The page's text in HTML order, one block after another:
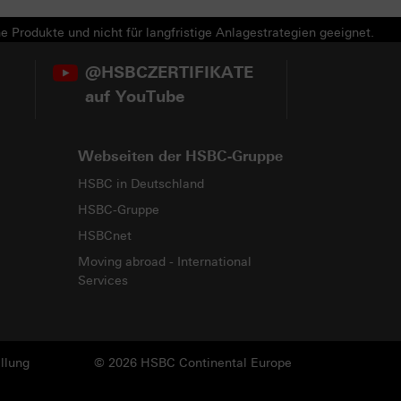
Produkte und nicht für langfristige Anlagestrategien geeignet.
@HSBCZERTIFIKATE
auf YouTube
Webseiten der HSBC-Gruppe
HSBC in Deutschland
HSBC-Gruppe
HSBCnet
Moving abroad - International
Services
© 2026 HSBC Continental Europe